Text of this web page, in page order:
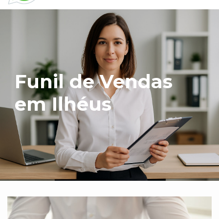
Funil de Vendas
em Ilhéus